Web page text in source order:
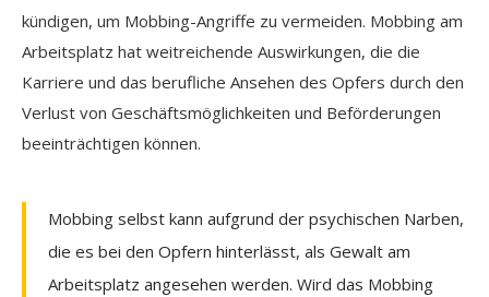
kündigen, um Mobbing-Angriffe zu vermeiden. Mobbing am
Arbeitsplatz hat weitreichende Auswirkungen, die die
Karriere und das berufliche Ansehen des Opfers durch den
Verlust von Geschäftsmöglichkeiten und Beförderungen
beeinträchtigen können.
Mobbing selbst kann aufgrund der psychischen Narben,
die es bei den Opfern hinterlässt, als Gewalt am
Arbeitsplatz angesehen werden. Wird das Mobbing